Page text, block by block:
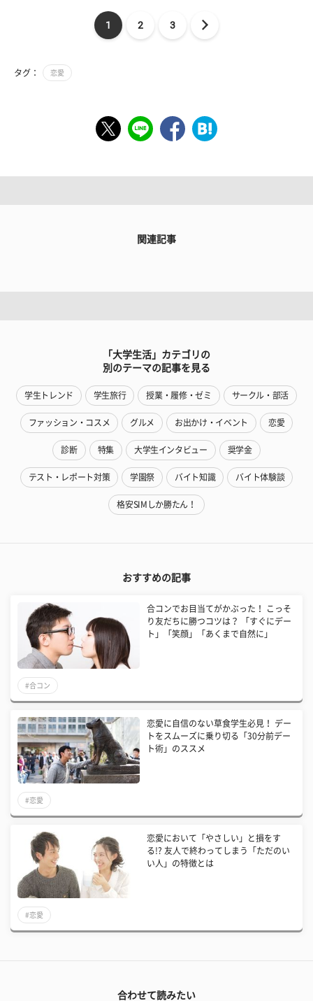
1 2 3
タグ： 恋愛
関連記事
「大学生活」カテゴリの
別のテーマの記事を見る
学生トレンド 学生旅行 授業・履修・ゼミ サークル・部活
ファッション・コスメ グルメ お出かけ・イベント 恋愛
診断 特集 大学生インタビュー 奨学金
テスト・レポート対策 学園祭 バイト知識 バイト体験談
格安SIMしか勝たん！
おすすめの記事
合コンでお目当てがかぶった！ こっそ
り友だちに勝つコツは？ 「すぐにデー
ト」「笑顔」「あくまで自然に」
#合コン
恋愛に自信のない草食学生必見！ デー
トをスムーズに乗り切る「30分前デー
ト術」のススメ
#恋愛
恋愛において「やさしい」と損をす
る!? 友人で終わってしまう「ただのい
い人」の特徴とは
#恋愛
合わせて読みたい